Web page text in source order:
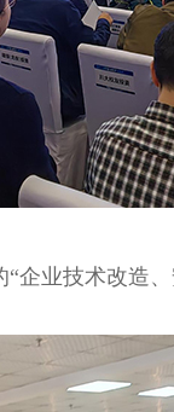
“企业技术改造